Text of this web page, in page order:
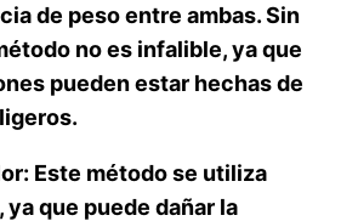
de peso entre ambas. Sin
no es infalible, ya que
pueden estar hechas de
Este método se utiliza
que puede dañar la